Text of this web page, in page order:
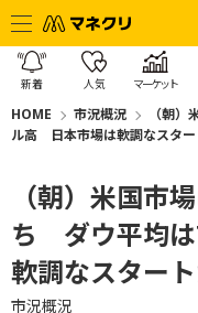
新着 人気 マーケット
HOME 市況概況
（朝
ル高 日本市場は軟調なスタ
（朝）米国市
ち ダウ平均
軟調なスター
市況概況